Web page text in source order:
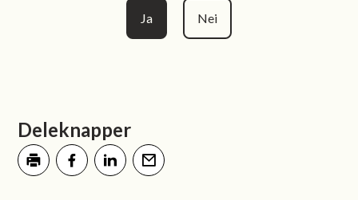
Ja Nei
Deleknapper